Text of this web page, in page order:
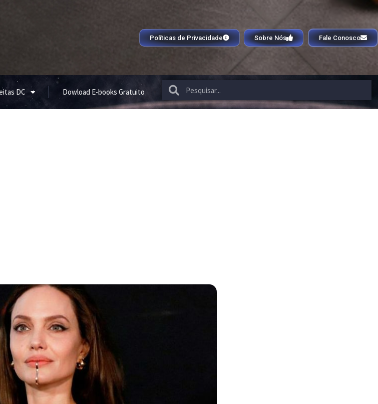
Políticas de Privacidade Sobre Nós Fale Conosco
DC Dowload E-books Gratuito